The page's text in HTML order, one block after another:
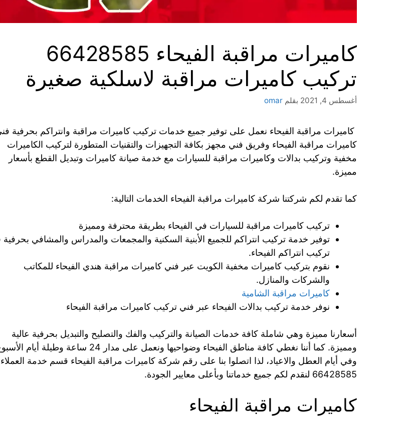
كاميرات مراقبة الفيحاء 66428585
تركيب كاميرات مراقبة لاسلكية صغيرة
أغسطس 4, 2021 بقلم omar
كاميرات مراقبة الفيحاء نعمل على توفير جميع خدمات تركيب كاميرات مراقبة وانتراكم بحرفية
كاميرات مراقبة الفيحاء وفريق فني مجهز بكافة التجهيزات والتقنيات المتطورة لتركيب الكاميرات
مخفية وتركيب بدالات وكاميرات مراقبة للسيارات مع خدمة صيانة كاميرات وتبديل القطع بأسعار
مميزة.
كما تقدم لكم شركتنا شركة كاميرات مراقبة الفيحاء الخدمات التالية:
تركيب كاميرات مراقبة للسيارات في الفيحاء بطريقة محترفة ومميزة
توفير خدمة تركيب انتراكم للجميع الأبنية السكنية والمجمعات والمدراس والمشافي
تركيب انتراكم الفيحاء.
نقوم بتركيب كاميرات مخفية الكويت عبر فني كاميرات مراقبة هندي الفيحاء للمكاتب
والشركات والمنازل.
كاميرات مراقبة الشامية
نوفر خدمة تركيب بدالات الفيحاء عبر فني تركيب كاميرات مراقبة الفيحاء
أسعارنا مميزة وهي شاملة كافة خدمات الصيانة والتركيب والفك والتصليح والتبديل بحرفية عالية
ومميزة. كما أننا نغطي كافة مناطق الفيحاء وضواحيها ونعمل على مدار 24 ساعة وطيلة أيام
وفي أيام العطل والاعياد، لذا اتصلوا بنا على رقم شركة كاميرات مراقبة الفيحاء قسم خدمة العملاء
66428585 لنقدم لكم جميع خدماتنا وبأعلى معايير الجودة.
كاميرات مراقبة الفيحاء